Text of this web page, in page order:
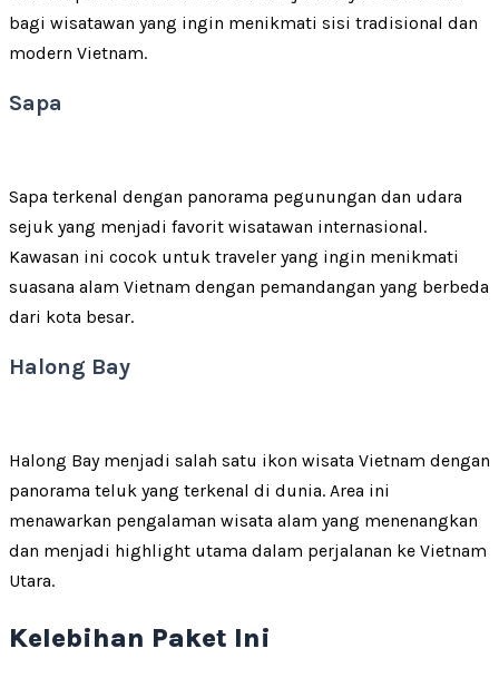
bagi wisatawan yang ingin menikmati sisi tradisional dan
modern Vietnam.
Sapa
Sapa terkenal dengan panorama pegunungan dan udara
sejuk yang menjadi favorit wisatawan internasional.
Kawasan ini cocok untuk traveler yang ingin menikmati
suasana alam Vietnam dengan pemandangan yang berbeda
dari kota besar.
Halong Bay
Halong Bay menjadi salah satu ikon wisata Vietnam dengan
panorama teluk yang terkenal di dunia. Area ini
menawarkan pengalaman wisata alam yang menenangkan
dan menjadi highlight utama dalam perjalanan ke Vietnam
Utara.
Kelebihan Paket Ini